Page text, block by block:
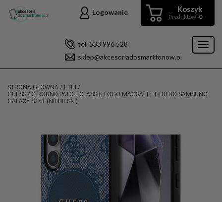
Koszyk
Produktów: 0
Logowanie
tel. 533 996 528
sklep@akcesoriadosmartfonow.pl
STRONA GŁÓWNA / ETUI /
GUESS 4G ROUND PATCH CLASSIC LOGO MAGSAFE - ETUI DO SAMSUNG
GALAXY S25+ (NIEBIESKI)